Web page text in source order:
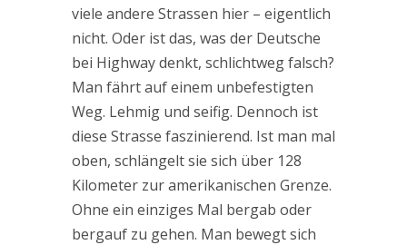
viele andere Strassen hier – eigentlich
nicht. Oder ist das, was der Deutsche
bei Highway denkt, schlichtweg falsch?
Man fährt auf einem unbefestigten
Weg. Lehmig und seifig. Dennoch ist
diese Strasse faszinierend. Ist man mal
oben, schlängelt sie sich über 128
Kilometer zur amerikanischen Grenze.
Ohne ein einziges Mal bergab oder
bergauf zu gehen. Man bewegt sich